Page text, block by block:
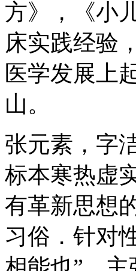
方》，《小
床实践经验
医学发展上
山。
张元素，字
标本寒热虚
有革新思想
习俗．针对